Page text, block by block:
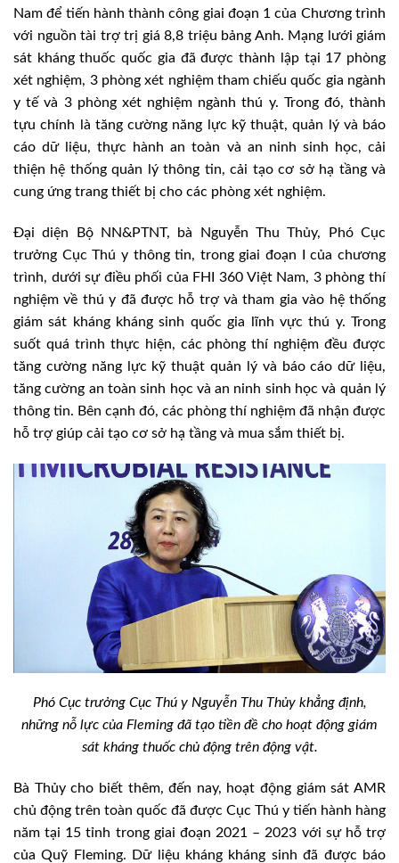
Nam để tiến hành thành công giai đoạn 1 của Chương trình
với nguồn tài trợ trị giá 8,8 triệu bảng Anh. Mạng lưới giám
sát kháng thuốc quốc gia đã được thành lập tại 17 phòng
xét nghiệm, 3 phòng xét nghiệm tham chiếu quốc gia ngành
y tế và 3 phòng xét nghiệm ngành thú y. Trong đó, thành
tựu chính là tăng cường năng lực kỹ thuật, quản lý và báo
cáo dữ liệu, thực hành an toàn và an ninh sinh học, cải
thiện hệ thống quản lý thông tin, cải tạo cơ sở hạ tầng và
cung ứng trang thiết bị cho các phòng xét nghiệm.
Đại diện Bộ NN&PTNT, bà Nguyễn Thu Thủy, Phó Cục
trưởng Cục Thú y thông tin, trong giai đoạn I của chương
trình, dưới sự điều phối của FHI 360 Việt Nam, 3 phòng thí
nghiệm về thú y đã được hỗ trợ và tham gia vào hệ thống
giám sát kháng kháng sinh quốc gia lĩnh vực thú y. Trong
suốt quá trình thực hiện, các phòng thí nghiệm đều được
tăng cường năng lực kỹ thuật quản lý và báo cáo dữ liệu,
tăng cường an toàn sinh học và an ninh sinh học và quản lý
thông tin. Bên cạnh đó, các phòng thí nghiệm đã nhận được
hỗ trợ giúp cải tạo cơ sở hạ tầng và mua sắm thiết bị.
Phó Cục trưởng Cục Thú y Nguyễn Thu Thủy khẳng định,
những nỗ lực của Fleming đã tạo tiền đề cho hoạt động giám
sát kháng thuốc chủ động trên động vật.
Bà Thủy cho biết thêm, đến nay, hoạt động giám sát AMR
chủ động trên toàn quốc đã được Cục Thú y tiến hành hàng
năm tại 15 tỉnh trong giai đoạn 2021 – 2023 với sự hỗ trợ
của Quỹ Fleming. Dữ liệu kháng kháng sinh đã được báo